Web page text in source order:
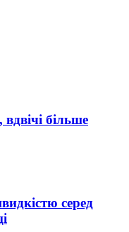
більше
серед